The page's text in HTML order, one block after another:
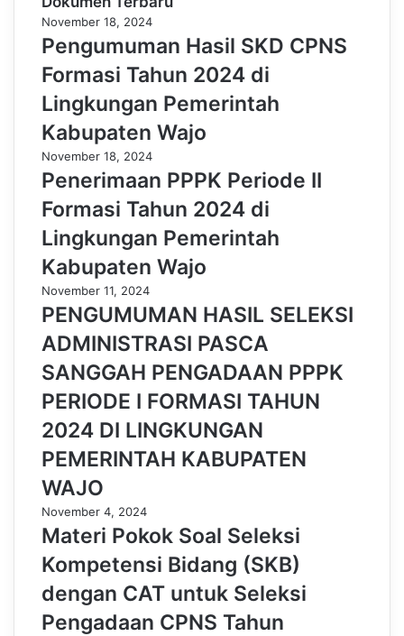
November 18, 2024
Pengumuman Hasil SKD CPNS
Formasi Tahun 2024 di
Lingkungan Pemerintah
Kabupaten Wajo
November 18, 2024
Penerimaan PPPK Periode II
Formasi Tahun 2024 di
Lingkungan Pemerintah
Kabupaten Wajo
November 11, 2024
PENGUMUMAN HASIL SELEKSI
ADMINISTRASI PASCA
SANGGAH PENGADAAN PPPK
PERIODE I FORMASI TAHUN
2024 DI LINGKUNGAN
PEMERINTAH KABUPATEN
WAJO
November 4, 2024
Materi Pokok Soal Seleksi
Kompetensi Bidang (SKB)
dengan CAT untuk Seleksi
Pengadaan CPNS Tahun